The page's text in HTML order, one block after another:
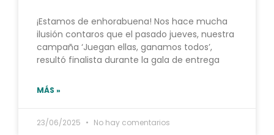
¡Estamos de enhorabuena! Nos hace mucha
ilusión contaros que el pasado jueves, nuestra
campaña ‘Juegan ellas, ganamos todos’,
resultó finalista durante la gala de entrega
MÁS »
23/06/2025 No hay comentarios